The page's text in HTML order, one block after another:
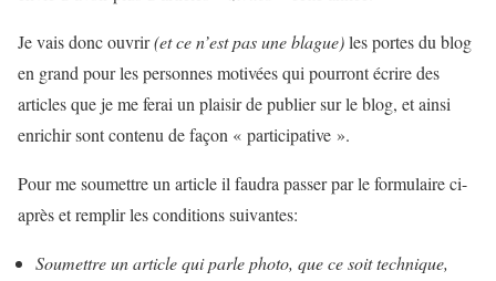
Je vais donc ouvrir(et ce n’est pas une blague)les portes du blog
en grand pour les personnes motivées qui pourront écrire des
articles que je me ferai un plaisir de publier sur le blog, et ainsi
enrichir sont contenu de façon « participative ».
Pour me soumettre un article il faudra passer par le formulaire ci-
après et remplir les conditions suivantes:
Soumettre un article qui parle photo, que ce soit technique,